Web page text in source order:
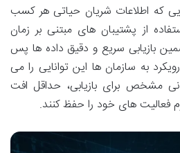
که اطلاعات شریان حیاتی هر کسب
از پشتیبان های مبتنی بر زمان
بازیابی سریع و دقیق داده ها پس
به سازمان ها این توانایی را می
مشخص برای بازیابی، حداقل افت
فعالیت های خود را حفظ کنند.